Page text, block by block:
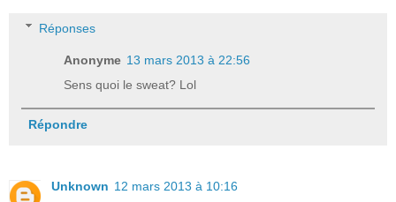
Réponses
Anonyme 13 mars 2013 à 22:56
Sens quoi le sweat? Lol
Répondre
Unknown 12 mars 2013 à 10:16